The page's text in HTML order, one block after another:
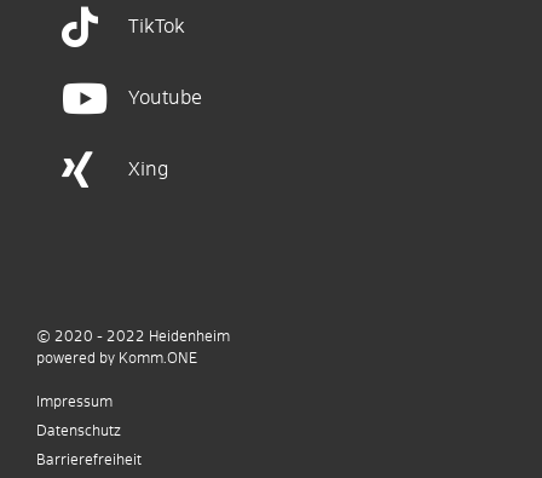
TikTok
Youtube
Xing
© 2020 - 2022 Heidenheim
powered by Komm.ONE
Impressum
Datenschutz
Barrierefreiheit